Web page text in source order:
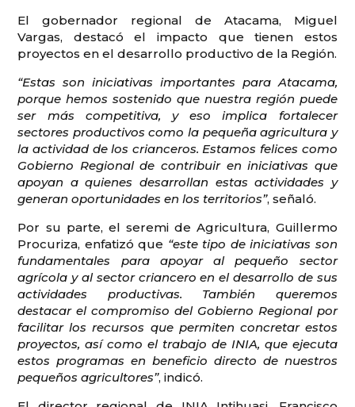
El gobernador regional de Atacama, Miguel
Vargas, destacó el impacto que tienen estos
proyectos en el desarrollo productivo de la Región.
“Estas son iniciativas importantes para Atacama,
porque hemos sostenido que nuestra región puede
ser más competitiva, y eso implica fortalecer
sectores productivos como la pequeña agricultura y
la actividad de los crianceros. Estamos felices como
Gobierno Regional de contribuir en iniciativas que
apoyan a quienes desarrollan estas actividades y
generan oportunidades en los territorios”, señaló.
Por su parte, el seremi de Agricultura, Guillermo
Procuriza, enfatizó que “este tipo de iniciativas son
fundamentales para apoyar al pequeño sector
agrícola y al sector criancero en el desarrollo de sus
actividades productivas. También queremos
destacar el compromiso del Gobierno Regional por
facilitar los recursos que permiten concretar estos
proyectos, así como el trabajo de INIA, que ejecuta
estos programas en beneficio directo de nuestros
pequeños agricultores”, indicó.